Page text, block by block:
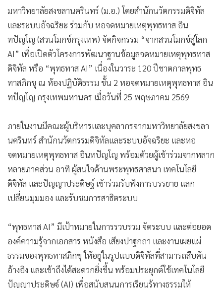
• ญี่ปุ่น
• News1
• Gotomanager
มหาวิทยาลัยสงขลานครินทร์ (ม.อ.) โดยสำนักนวัตกรรมดิจิทัล
และระบบอัจฉริยะ ร่วมกับ หอจดหมายเหตุพุทธทาส อิน
ทปัญโญ (สวนโมกข์กรุงเทพ) จัดกิจกรรม “จากสวนโมกข์สู่โลก
AI” เพื่อเปิดตัวโครงการพัฒนาฐานข้อมูลจดหมายเหตุพุทธทาส
ดิจิทัล หรือ “พุทธทาส AI” เนื่องในวาระ 120 ปีชาตกาลพุทธ
ทาสภิกขุ ณ ห้องปฏิบัติธรรม ชั้น 2 หอจดหมายเหตุพุทธทาส อิน
ทปัญโญ กรุงเทพมหานคร เมื่อวันที่ 25 พฤษภาคม 2569
ภายในงานมีคณะผู้บริหารและบุคลากรจากมหาวิทยาลัยสงขลา
นครินทร์ สำนักนวัตกรรมดิจิทัลและระบบอัจฉริยะ และหอ
จดหมายเหตุพุทธทาส อินทปัญโญ พร้อมด้วยผู้เข้าร่วมจากหลาก
หลายภาคส่วน อาทิ ผู้สนใจด้านพระพุทธศาสนา เทคโนโลยี
ดิจิทัล และปัญญาประดิษฐ์ เข้าร่วมรับฟังการบรรยาย แลก
เปลี่ยนมุมมอง และรับชมการสาธิตระบบ
“พุทธทาส AI” มีเป้าหมายในการรวบรวม จัดระบบ และต่อยอด
องค์ความรู้จากเอกสาร หนังสือ เสียงปาฐกถา และงานเผยแผ่
ธรรมของพุทธทาสภิกขุ ให้อยู่ในรูปแบบดิจิทัลที่สามารถสืบค้น
อ้างอิง และเข้าถึงได้สะดวกยิ่งขึ้น พร้อมประยุกต์ใช้เทคโนโลยี
ปัญญาประดิษฐ์ (AI) เพื่อสนับสนุนการเรียนรู้ทางธรรมให้